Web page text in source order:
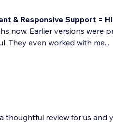
& Responsive Support =
now. Earlier versions were
They even worked with me...
thoughtful review for us and